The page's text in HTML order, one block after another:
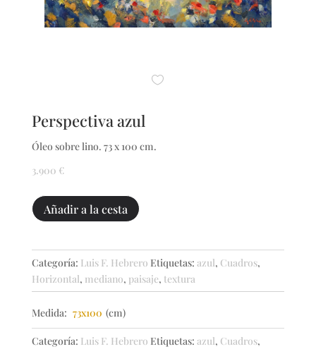
Perspectiva azul
Óleo sobre lino. 73 x 100 cm.
3.900 €
Perspectiva
azul
Añadir a la cesta
Categoría: Luis F. Hebrero Etiquetas: azul, Cuadros,
Horizontal, mediano, paisaje, textura
Medida: 73x100 (cm)
Categoría: Luis F. Hebrero Etiquetas: azul, Cuadros,